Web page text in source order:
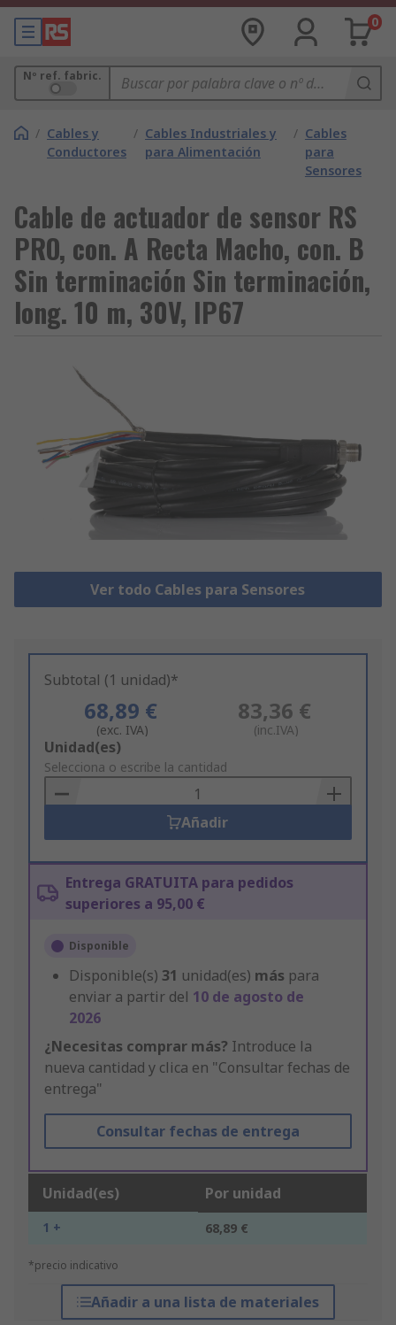
0
Nº ref. fabric.
/ Cables y
Conductores
/ Cables Industriales y
para Alimentación
/ Cables
para
Sensores
Cable de actuador de sensor RS
PRO, con. A Recta Macho, con. B
Sin terminación Sin terminación,
long. 10 m, 30V, IP67
Ver todo Cables para Sensores
Subtotal (1 unidad)*
68,89 €
(exc. IVA)
83,36 €
(inc.IVA)
Add
to
Basket
Unidad(es)
Selecciona o escribe la cantidad
Añadir
Entrega GRATUITA para pedidos
superiores a 95,00 €
Disponible
Disponible(s) 31 unidad(es) más para
enviar a partir del 10 de agosto de
2026
¿Necesitas comprar más? Introduce la
nueva cantidad y clica en "Consultar fechas de
entrega"
Consultar fechas de entrega
Unidad(es) Por unidad
1 + 68,89 €
*precio indicativo
Añadir a una lista de materiales